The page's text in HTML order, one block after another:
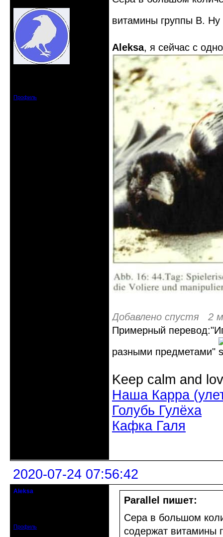
Профиль
витамины группы В. Ну
Aleksa, я сейчас с
Добавлено спустя 2
Примерный
разными предметами"
Keep calm and
Наша Карра
Голубь Гулёха
Кафка Галя
2020-07-24 07:56:42
Aleksa
Профиль
Parallel пишет:
Сера в большом
содержат витамины